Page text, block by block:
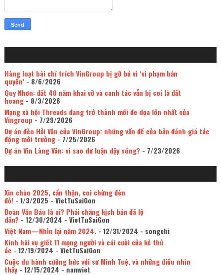
Hàng loạt bài chỉ trích VinGroup bị gỡ bỏ vì ‘vi phạm bản
quyền’- 8/6/2026
Quy Nhơn: đất 40 năm khai vỡ và canh tác vẫn bị coi là đất
hoang- 8/3/2026
Mạng xã hội Threads đang trở thành mối đe dọa lớn nhất của
Vingroup - 7/29/2026
Dự án đèo Hải Vân của VinGroup: những vấn đề của bản đánh giá tác
động môi trường- 7/25/2026
Dự án Vin Làng Vân: vì sao dư luận dậy sóng?- 7/23/2026
Xin chào 2025, cẩn thận, coi chừng đèn
đỏ!- 1/3/2025 - VietTuSaiGon
Đoàn Văn Báu là ai? Phải chăng kịch bản đã lộ
dần?- 12/30/2024 - VietTuSaiGon
Việt Nam—Nhìn lại năm 2024.- 12/31/2024 - songchi
Kinh hãi vụ giết 11 mạng người và cái cười của kẻ thủ
ác- 12/19/2024 - VietTuSaiGon
Cuộc du hành cưỡng bức với sư Minh Tuệ, và những điều nhìn
thấy- 12/15/2024 - namviet